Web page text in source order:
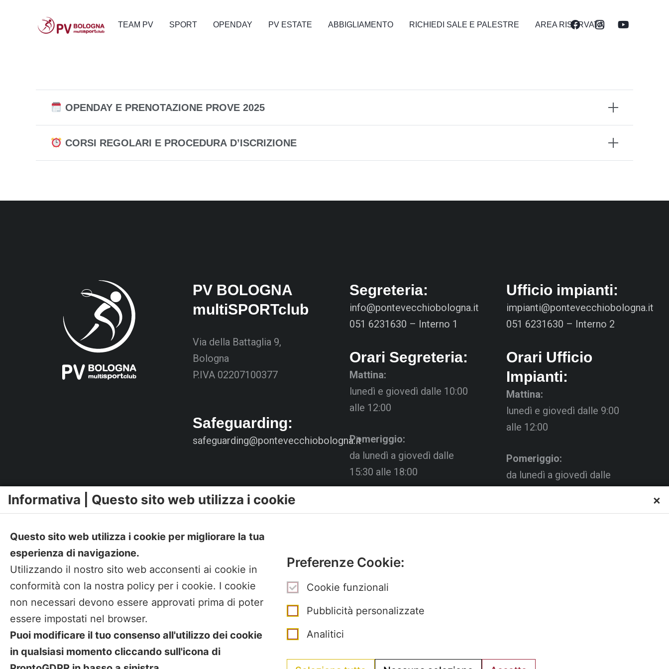
TEAM PV SPORT OPENDAY PV ESTATE ABBIGLIAMENTO RICHIEDI SALE E PALESTRE AREA RISERVATA
OPENDAY E PRENOTAZIONE PROVE 2025
CORSI REGOLARI E PROCEDURA D’ISCRIZIONE
PV BOLOGNA
multiSPORTclub
Via della Battaglia 9,
Bologna
P.IVA 02207100377
Safeguarding:
safeguarding@pontevecchiobologna.it
Segreteria:
info@pontevecchiobologna.it
051 6231630 – Interno 1
Orari Segreteria:
Mattina:
lunedì e giovedì dalle 10:00
alle 12:00
Pomeriggio:
da lunedì a giovedì dalle
15:30 alle 18:00
Gubellini n.7 al primo piano.
Ufficio impianti:
impianti@pontevecchiobologna.it
051 6231630 – Interno 2
Orari Ufficio
Impianti:
Mattina:
lunedì e giovedì dalle 9:00
alle 12:00
Pomeriggio:
da lunedì a giovedì dalle
Informativa | Questo sito web utilizza i cookie ×
Questo sito web utilizza i cookie per migliorare la tua
esperienza di navigazione.
Utilizzando il nostro sito web acconsenti ai cookie in
conformità con la nostra policy per i cookie. I cookie
non necessari devono essere approvati prima di poter
essere impostati nel browser.
Puoi modificare il tuo consenso all'utilizzo dei cookie
in qualsiasi momento cliccando sull'icona di
Preferenze Cookie:
Cookie funzionali
Pubblicità personalizzate
Analitici